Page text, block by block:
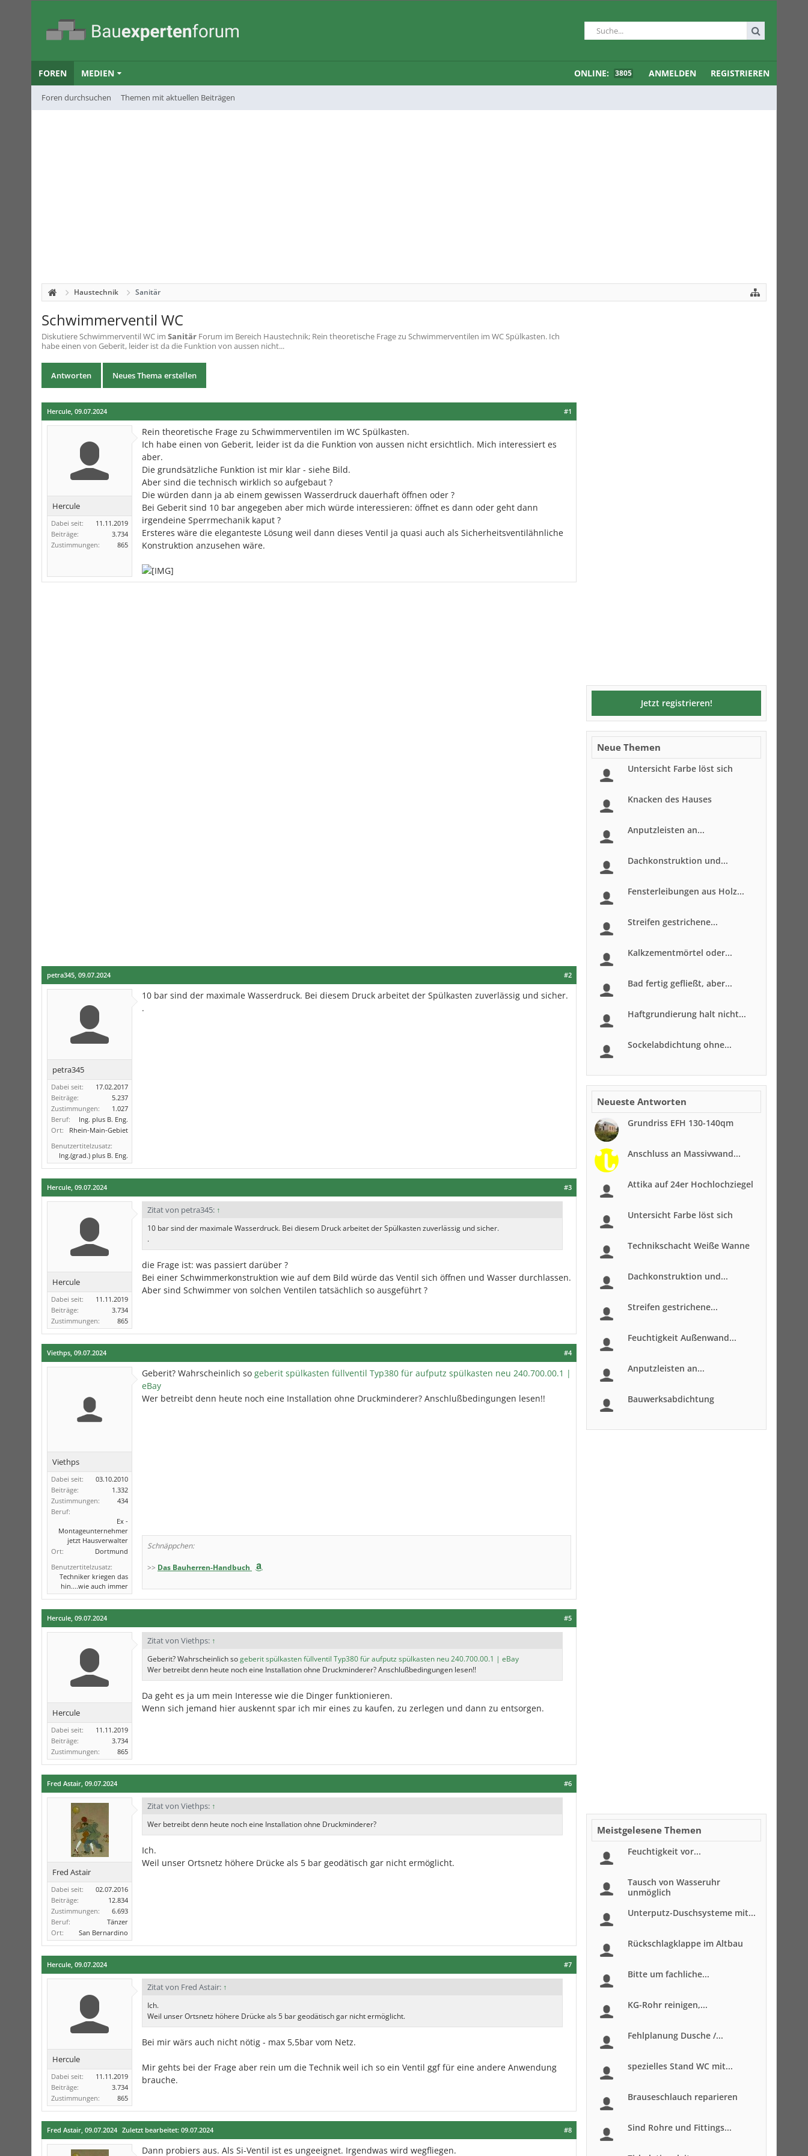
FOREN
Foren durchsuchen Themen mit aktuellen Beiträgen
MEDIEN ONLINE: 3805 ANMELDEN REGISTRIEREN
Haustechnik Sanitär
Schwimmerventil WC
DiskutiereSchwimmerventil WC im Sanitär Forum im Bereich Haustechnik; Rein theoretische Frage zu Schwimmerventilen im WC Spülkasten. Ich
habe einen von Geberit, leider ist da die Funktion von aussen nicht...
Antworten Neues Thema erstellen
#1
Hercule, 09.07.2024
Hercule
Dabei seit:
11.11.2019
Beiträge:
3.734
Zustimmungen:
865
Rein theoretische Frage zu Schwimmerventilen im WC Spülkasten.
Ich habe einen von Geberit, leider ist da die Funktion von aussen nicht ersichtlich. Mich interessiert es
aber.
Die grundsätzliche Funktion ist mir klar - siehe Bild.
Aber sind die technisch wirklich so aufgebaut ?
Die würden dann ja ab einem gewissen Wasserdruck dauerhaft öffnen oder ?
Bei Geberit sind 10 bar angegeben aber mich würde interessieren: öffnet es dann oder geht dann
irgendeine Sperrmechanik kaput ?
Ersteres wäre die eleganteste Lösung weil dann dieses Ventil ja quasi auch als Sicherheitsventilähnliche
Konstruktion anzusehen wäre.
#2
petra345, 09.07.2024
petra345
Dabei seit:
17.02.2017
Beiträge:
5.237
Zustimmungen:
1.027
Beruf:
Ing. plus B. Eng.
Ort:
Rhein-Main-Gebiet
Benutzertitelzusatz:
Ing.(grad.) plus B. Eng.
10 bar sind der maximale Wasserdruck. Bei diesem Druck arbeitet der Spülkasten zuverlässig und sicher.
.
#3
Hercule, 09.07.2024
Hercule
Dabei seit:
11.11.2019
Beiträge:
3.734
Zustimmungen:
865
Zitat von petra345: ↑
10 bar sind der maximale Wasserdruck. Bei diesem Druck arbeitet der Spülkasten zuverlässig und sicher.
.
die Frage ist: was passiert darüber ?
Bei einer Schwimmerkonstruktion wie auf dem Bild würde das Ventil sich öffnen und Wasser durchlassen.
Aber sind Schwimmer von solchen Ventilen tatsächlich so ausgeführt ?
#4
Viethps, 09.07.2024
Viethps
Dabei seit:
03.10.2010
Beiträge:
1.332
Zustimmungen:
434
Beruf:
Ex -
Montageunternehmer
jetzt Hausverwalter
Ort:
Dortmund
Benutzertitelzusatz:
Techniker kriegen das
hin....wie auch immer
Geberit? Wahrscheinlich so geberit spülkasten füllventil Typ380 für aufputz spülkasten neu 240.700.00.1 |
eBay
Wer betreibt denn heute noch eine Installation ohne Druckminderer? Anschlußbedingungen lesen!!
Schnäppchen:
>> Das Bauherren-Handbuch
#5
Hercule, 09.07.2024
Hercule
Dabei seit:
11.11.2019
Beiträge:
3.734
Zustimmungen:
865
Zitat von Viethps: ↑
Geberit? Wahrscheinlich sogeberit spülkasten füllventil Typ380 für aufputz spülkasten neu 240.700.00.1 | eBay
Wer betreibt denn heute noch eine Installation ohne Druckminderer? Anschlußbedingungen lesen!!
Da geht es ja um mein Interesse wie die Dinger funktionieren.
Wenn sich jemand hier auskennt spar ich mir eines zu kaufen, zu zerlegen und dann zu entsorgen.
#6
Fred Astair, 09.07.2024
Fred Astair
Dabei seit:
02.07.2016
Beiträge:
12.834
Zustimmungen:
6.693
Beruf:
Tänzer
Ort:
San Bernardino
Zitat von Viethps: ↑
Wer betreibt denn heute noch eine Installation ohne Druckminderer?
Ich.
Weil unser Ortsnetz höhere Drücke als 5 bar geodätisch gar nicht ermöglicht.
#7
Hercule, 09.07.2024
Hercule
Dabei seit:
11.11.2019
Beiträge:
3.734
Zustimmungen:
865
Zitat von Fred Astair: ↑
Ich.
Weil unser Ortsnetz höhere Drücke als 5 bar geodätisch gar nicht ermöglicht.
Bei mir wärs auch nicht nötig - max 5,5bar vom Netz.
Mir gehts bei der Frage aber rein um die Technik weil ich so ein Ventil ggf für eine andere Anwendung
brauche.
#8
Fred Astair, 09.07.2024 Zuletzt bearbeitet: 09.07.2024
Dann probiers aus. Als Si-Ventil ist es ungeeignet. Irgendwas wird wegfliegen.
Jetzt registrieren!
Neue Themen
Untersicht Farbe löst sich
Knacken des Hauses
Anputzleisten an...
Dachkonstruktion und...
Fensterleibungen aus Holz...
Streifen gestrichene...
Kalkzementmörtel oder...
Bad fertig gefließt, aber...
Haftgrundierung halt nicht...
Sockelabdichtung ohne...
Neueste Antworten
Grundriss EFH 130-140qm
Anschluss an Massivwand...
Attika auf 24er Hochlochziegel
Untersicht Farbe löst sich
Technikschacht Weiße Wanne
Dachkonstruktion und...
Streifen gestrichene...
Feuchtigkeit Außenwand...
Anputzleisten an...
Bauwerksabdichtung
Meistgelesene Themen
Feuchtigkeit vor...
Tausch von Wasseruhr
unmöglich
Unterputz-Duschsysteme mit...
Rückschlagklappe im Altbau
Bitte um fachliche...
KG-Rohr reinigen,...
Fehlplanung Dusche /...
spezielles Stand WC mit...
Brauseschlauch reparieren
Sind Rohre und Fittings...